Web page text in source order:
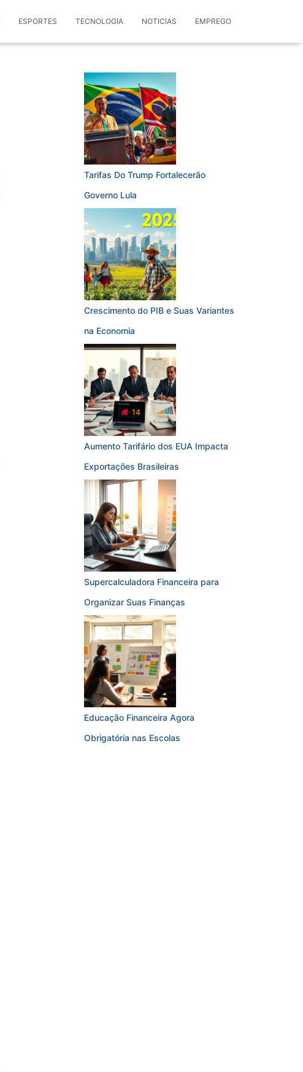
ESPORTES TECNOLOGIA NOTICIAS EMPREGO
Tarifas Do Trump Fortalecerão
Governo Lula
Crescimento do PIB e Suas Variantes
na Economia
Aumento Tarifário dos EUA Impacta
Exportações Brasileiras
Supercalculadora Financeira para
Organizar Suas Finanças
Educação Financeira Agora
Obrigatória nas Escolas